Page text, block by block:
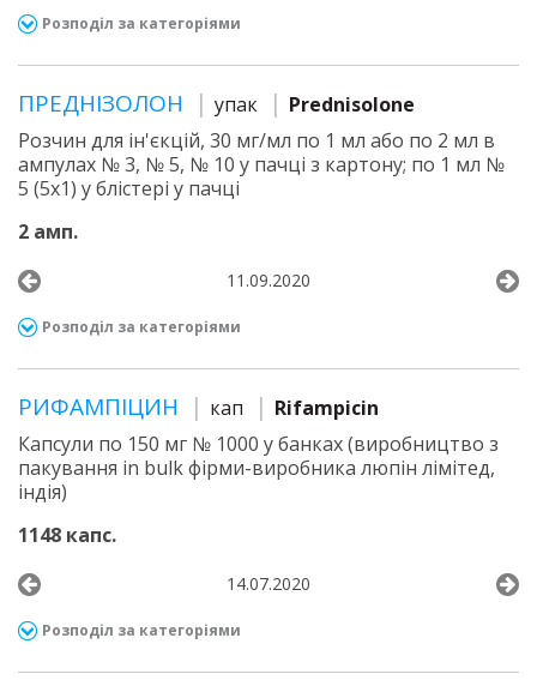
Розподіл за категоріями
ПРЕДНІЗОЛОН упак
Prednisolone
Розчин для ін'єкцій, 30 мг/мл по 1 мл або по 2 мл в
ампулах № 3, № 5, № 10 у пачці з картону; по 1 мл №
5 (5х1) у блістері у пачці
2 амп.
11.09.2020
Розподіл за категоріями
РИФАМПІЦИН кап
Rifampicin
Капсули по 150 мг № 1000 у банках (виробництво з
пакування in bulk фірми-виробника люпін лімітед,
індія)
1148 капс.
14.07.2020
Розподіл за категоріями